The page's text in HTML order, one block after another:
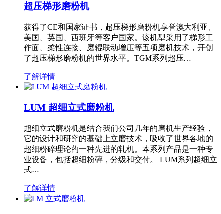
超压梯形磨粉机
获得了CE和国家证书，超压梯形磨粉机享誉澳大利亚、
美国、英国、西班牙等客户国家。该机型采用了梯形工
作面、柔性连接、磨辊联动增压等五项磨机技术，开创
了超压梯形磨粉机的世界水平。TGM系列超压…
了解详情
LUM 超细立式磨粉机
超细立式磨粉机是结合我们公司几年的磨机生产经验，
它的设计和研究的基础上立磨技术，吸收了世界各地的
超细粉碎理论的一种先进的轧机。本系列产品是一种专
业设备，包括超细粉碎，分级和交付。 LUM系列超细立
式…
了解详情